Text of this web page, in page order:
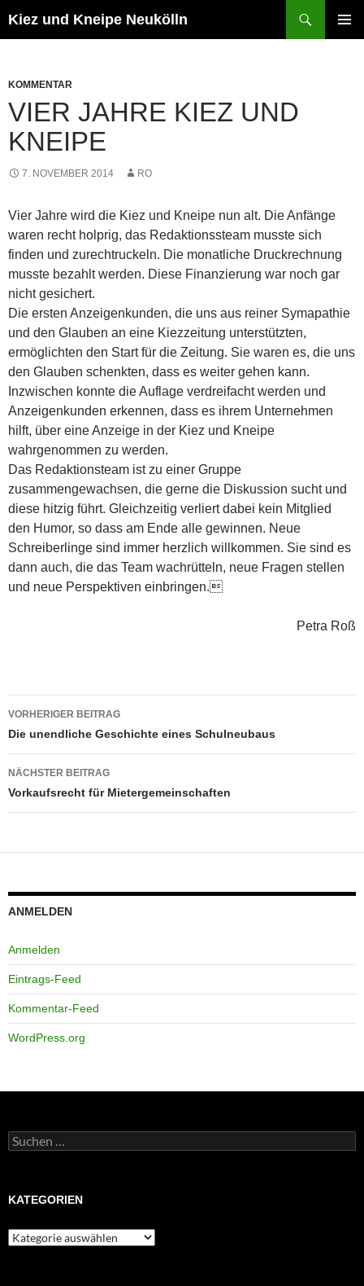
Inhalt
Kiez und Kneipe Neukölln
KOMMENTAR
VIER JAHRE KIEZ UND
KNEIPE
7. NOVEMBER 2014 RO
Vier Jahre wird die Kiez und Kneipe nun alt. Die Anfänge
waren recht holprig, das Redaktionssteam musste sich
finden und zurechtruckeln. Die monatliche Druckrechnung
musste bezahlt werden. Diese Finanzierung war noch gar
nicht gesichert.
Die ersten Anzeigenkunden, die uns aus reiner Symapathie
und den Glauben an eine Kiezzeitung unterstützten,
ermöglichten den Start für die Zeitung. Sie waren es, die uns
den Glauben schenkten, dass es weiter gehen kann.
Inzwischen konnte die Auflage verdreifacht werden und
Anzeigenkunden erkennen, dass es ihrem Unternehmen
hilft, über eine Anzeige in der Kiez und Kneipe
wahrgenommen zu werden.
Das Redaktionsteam ist zu einer Gruppe
zusammengewachsen, die gerne die Diskussion sucht und
diese hitzig führt. Gleichzeitig verliert dabei kein Mitglied
den Humor, so dass am Ende alle gewinnen. Neue
Schreiberlinge sind immer herzlich willkommen. Sie sind es
dann auch, die das Team wachrütteln, neue Fragen stellen
und neue Perspektiven einbringen.
Petra Roß
Beitragsnavigation
VORHERIGER BEITRAG
Die unendliche Geschichte eines Schulneubaus
NÄCHSTER BEITRAG
Vorkaufsrecht für Mietergemeinschaften
ANMELDEN
Anmelden
Eintrags-Feed
Kommentar-Feed
WordPress.org
Suchen
nach:
KATEGORIEN
Kategorien